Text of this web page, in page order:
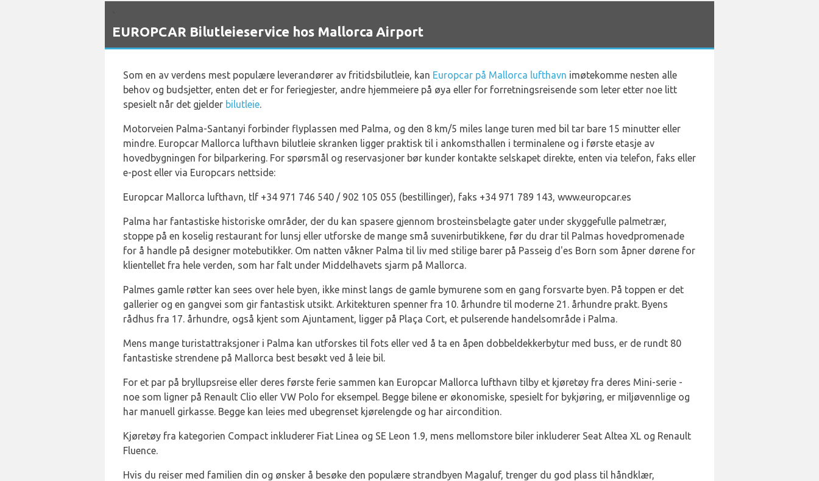
EUROPCAR Bilutleieservice hos Mallorca Airport
Som en av verdens mest populære leverandører av fritidsbilutleie, kan Europcar på Mallorca lufthavn imøtekomme nesten alle
behov og budsjetter, enten det er for feriegjester, andre hjemmeiere på øya eller for forretningsreisende som leter etter noe litt
spesielt når det gjelder bilutleie.
Motorveien Palma-Santanyi forbinder flyplassen med Palma, og den 8 km/5 miles lange turen med bil tar bare 15 minutter eller
mindre. Europcar Mallorca lufthavn bilutleie skranken ligger praktisk til i ankomsthallen i terminalene og i første etasje av
hovedbygningen for bilparkering. For spørsmål og reservasjoner bør kunder kontakte selskapet direkte, enten via telefon, faks eller
e-post eller via Europcars nettside:
Europcar Mallorca lufthavn, tlf +34 971 746 540 / 902 105 055 (bestillinger), faks +34 971 789 143, www.europcar.es
Palma har fantastiske historiske områder, der du kan spasere gjennom brosteinsbelagte gater under skyggefulle palmetrær,
stoppe på en koselig restaurant for lunsj eller utforske de mange små suvenirbutikkene, før du drar til Palmas hovedpromenade
for å handle på designer motebutikker. Om natten våkner Palma til liv med stilige barer på Passeig d'es Born som åpner dørene for
klientellet fra hele verden, som har falt under Middelhavets sjarm på Mallorca.
Palmes gamle røtter kan sees over hele byen, ikke minst langs de gamle bymurene som en gang forsvarte byen. På toppen er det
gallerier og en gangvei som gir fantastisk utsikt. Arkitekturen spenner fra 10. århundre til moderne 21. århundre prakt. Byens
rådhus fra 17. århundre, også kjent som Ajuntament, ligger på Plaça Cort, et pulserende handelsområde i Palma.
Mens mange turistattraksjoner i Palma kan utforskes til fots eller ved å ta en åpen dobbeldekkerbytur med buss, er de rundt 80
fantastiske strendene på Mallorca best besøkt ved å leie bil.
For et par på bryllupsreise eller deres første ferie sammen kan Europcar Mallorca lufthavn tilby et kjøretøy fra deres Mini-serie -
noe som ligner på Renault Clio eller VW Polo for eksempel. Begge bilene er økonomiske, spesielt for bykjøring, er miljøvennlige og
har manuell girkasse. Begge kan leies med ubegrenset kjørelengde og har aircondition.
Kjøretøy fra kategorien Compact inkluderer Fiat Linea og SE Leon 1.9, mens mellomstore biler inkluderer Seat Altea XL og Renault
Fluence.
Hvis du reiser med familien din og ønsker å besøke den populære strandbyen Magaluf, trenger du god plass til håndklær,